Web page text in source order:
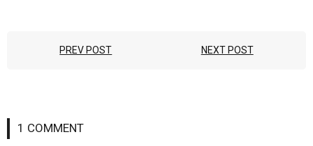
PREV POST NEXT POST
1 COMMENT